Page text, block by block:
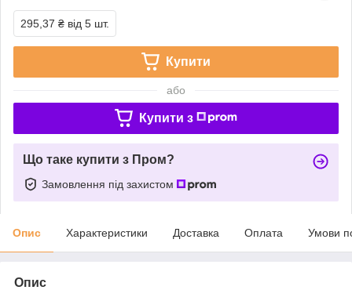
295,37 ₴ від 5 шт.
Купити
або
Купити з
Що таке купити з Пром?
Замовлення під захистом
Опис Характеристики Доставка Оплата Умови
Опис